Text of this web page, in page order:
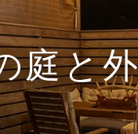
庭と